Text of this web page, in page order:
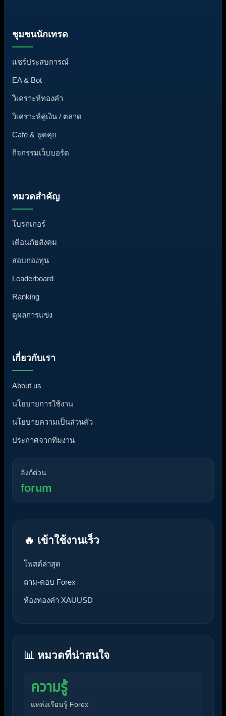
ชุมชนนักเทรด
แชร์ประสบการณ์
EA & Bot
วิเคราะห์ทองคำ
วิเคราะห์คู่เงิน / ตลาด
Cafe & พูดคุย
กิจกรรมเว็บบอร์ด
หมวดสำคัญ
โบรกเกอร์
เตือนภัยสังคม
สอบกองทุน
Leaderboard
Ranking
ดูผลการแข่ง
เกี่ยวกับเรา
About us
นโยบายการใช้งาน
นโยบายความเป็นส่วนตัว
ประกาศจากทีมงาน
ลิงก์ด่วน
forum
🔥 เข้าใช้งานเร็ว
โพสต์ล่าสุด
ถาม-ตอบ Forex
ห้องทองคำ XAUUSD
📊 หมวดที่น่าสนใจ
ความรู้
แหล่งเรียนรู้ Forex